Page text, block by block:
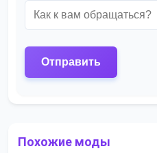
Похожие моды